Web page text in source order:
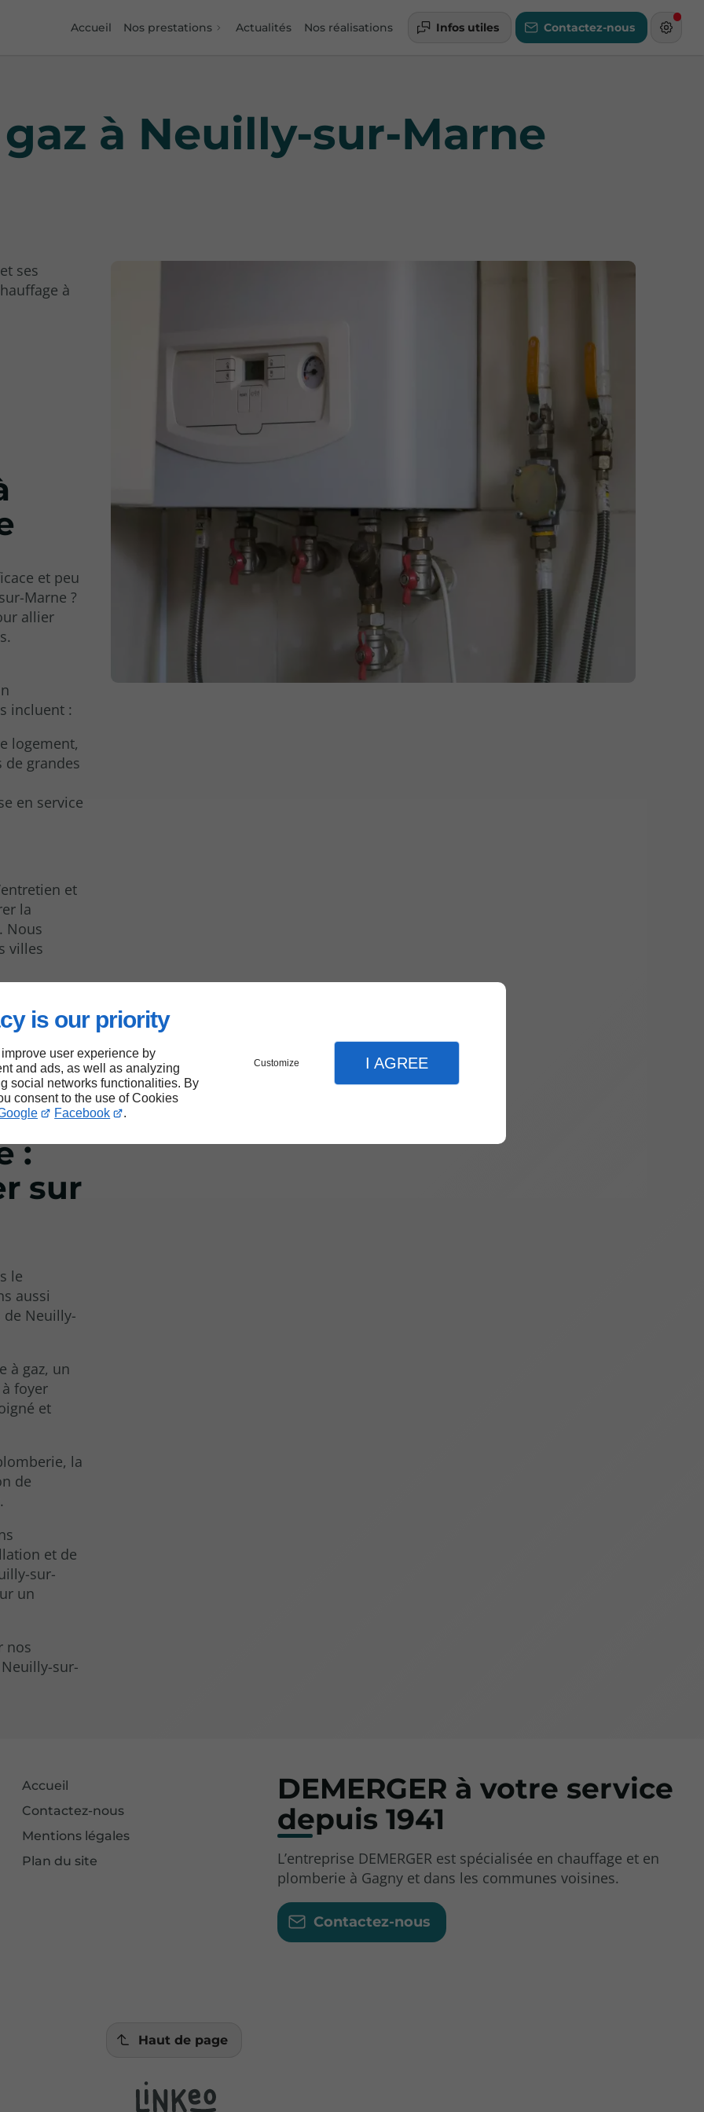
is our priority
user experience by
and ads, as well as analyzing
social networks functionalities. By
consent to the use of Cookies
Facebook .
Customize I AGREE
Accueil Nos prestations Actualités Nos réalisations Infos utiles Contactez-nous
à Neuilly-sur-Marne
ses
à
et peu
Marne ?
allier
incluent :
logement,
de grandes
en service
et
la
Nous
villes
:
sur
le
aussi
Neuilly-
à gaz, un
foyer
et
la
de
et de
sur-
un
nos
sur-
Accueil
Contactez-nous
Mentions légales
Plan du site
DEMERGER à votre service
depuis 1941
L’entreprise DEMERGER est spécialisée en chauffage et en
plomberie à Gagny et dans les communes voisines.
Contactez-nous
Haut de page